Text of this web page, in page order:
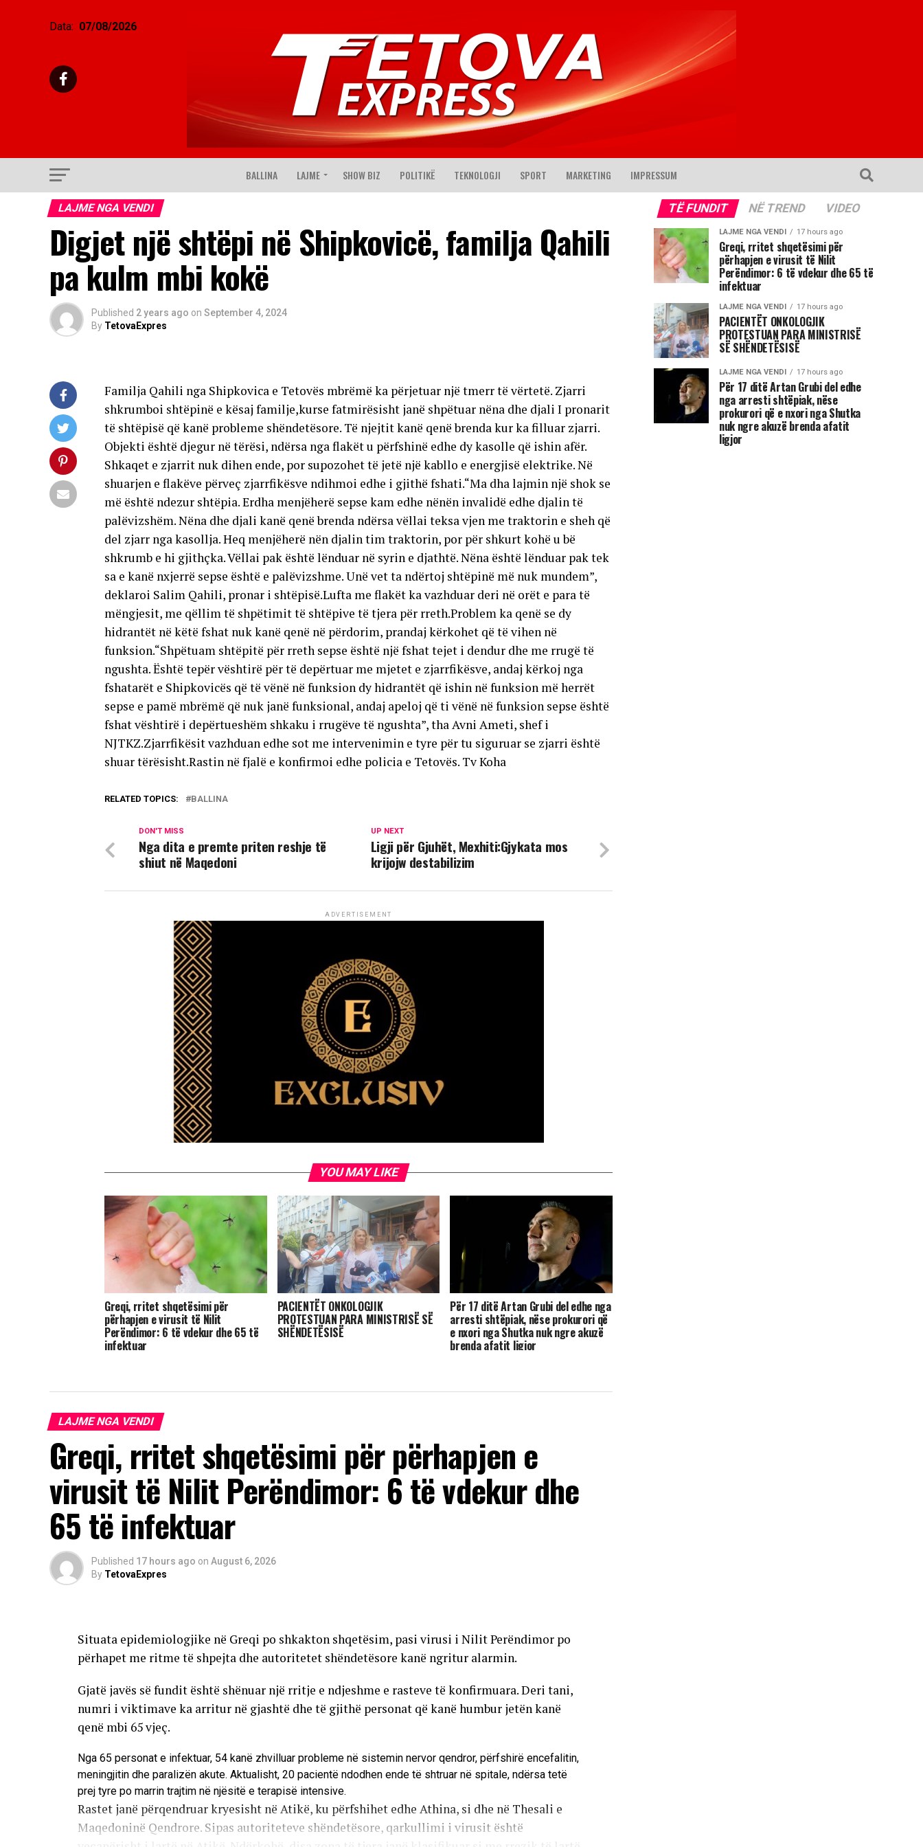
Data: 07/08/2026
BALLINA LAJME SHOW BIZ POLITIKË TEKNOLOGJI SPORT MARKETING IMPRESSUM
LAJME NGA VENDI
Digjet një shtëpi në Shipkovicë, familja Qahili
pa kulm mbi kokë
Published 2 years ago on September 4, 2024
By TetovaExpres
Familja Qahili nga Shipkovica e Tetovës mbrëmë ka përjetuar një tmerr të vërtetë. Zjarri
shkrumboi shtëpinë e kësaj familje,kurse fatmirësisht janë shpëtuar nëna dhe djali I pronarit
të shtëpisë që kanë probleme shëndetësore. Të njejtit kanë qenë brenda kur ka filluar zjarri.
Objekti është djegur në tërësi, ndërsa nga flakët u përfshinë edhe dy kasolle që ishin afër.
Shkaqet e zjarrit nuk dihen ende, por supozohet të jetë një kabllo e energjisë elektrike. Në
shuarjen e flakëve përveç zjarrfikësve ndihmoi edhe i gjithë fshati.“Ma dha lajmin një shok se
më është ndezur shtëpia. Erdha menjëherë sepse kam edhe nënën invalidë edhe djalin të
palëvizshëm. Nëna dhe djali kanë qenë brenda ndërsa vëllai teksa vjen me traktorin e sheh që
del zjarr nga kasollja. Heq menjëherë nën djalin tim traktorin, por për shkurt kohë u bë
shkrumb e hi gjithçka. Vëllai pak është lënduar në syrin e djathtë. Nëna është lënduar pak tek
sa e kanë nxjerrë sepse është e palëvizshme. Unë vet ta ndërtoj shtëpinë më nuk mundem”,
deklaroi Salim Qahili, pronar i shtëpisë.Lufta me flakët ka vazhduar deri në orët e para të
mëngjesit, me qëllim të shpëtimit të shtëpive të tjera për rreth.Problem ka qenë se dy
hidrantët në këtë fshat nuk kanë qenë në përdorim, prandaj kërkohet që të vihen në
funksion.“Shpëtuam shtëpitë për rreth sepse është një fshat tejet i dendur dhe me rrugë të
ngushta. Është tepër vështirë për të depërtuar me mjetet e zjarrfikësve, andaj kërkoj nga
fshatarët e Shipkovicës që të vënë në funksion dy hidrantët që ishin në funksion më herrët
sepse e pamë mbrëmë që nuk janë funksional, andaj apeloj që ti vënë në funksion sepse është
fshat vështirë i depërtueshëm shkaku i rrugëve të ngushta”, tha Avni Ameti, shef i
NJTKZ.Zjarrfikësit vazhduan edhe sot me intervenimin e tyre për tu siguruar se zjarri është
shuar tërësisht.Rastin në fjalë e konfirmoi edhe policia e Tetovës. Tv Koha
RELATED TOPICS: BALLINA
UP NEXT
Ligji për Gjuhët, Mexhiti:Gjykata mos
krijojw destabilizim
DON'T MISS
Nga dita e premte priten reshje të
shiut në Maqedoni
ADVERTISEMENT
YOU MAY LIKE
Greqi, rritet shqetësimi për
përhapjen e virusit të Nilit
Perëndimor: 6 të vdekur dhe 65 të
infektuar
PACIENTËT ONKOLOGJIK
PROTESTUAN PARA MINISTRISË SË
SHËNDETËSISË
Për 17 ditë Artan Grubi del edhe nga
arresti shtëpiak, nëse prokurori që
e nxori nga Shutka nuk ngre akuzë
brenda afatit ligjor
LAJME NGA VENDI
Greqi, rritet shqetësimi për përhapjen e
virusit të Nilit Perëndimor: 6 të vdekur dhe
65 të infektuar
Published 17 hours ago on August 6, 2026
By TetovaExpres
Situata epidemiologjike në Greqi po shkakton shqetësim, pasi virusi i Nilit Perëndimor po
përhapet me ritme të shpejta dhe autoritetet shëndetësore kanë ngritur alarmin.
Gjatë javës së fundit është shënuar një rritje e ndjeshme e rasteve të konfirmuara. Deri tani,
numri i viktimave ka arritur në gjashtë dhe të gjithë personat që kanë humbur jetën kanë
qenë mbi 65 vjeç.
Nga 65 personat e infektuar, 54 kanë zhvilluar probleme në sistemin nervor qendror, përfshirë encefalitin,
meningjitin dhe paralizën akute. Aktualisht, 20 pacientë ndodhen ende të shtruar në spitale, ndërsa tetë
prej tyre po marrin trajtim në njësitë e terapisë intensive.
Rastet janë përqendruar kryesisht në Atikë, ku përfshihet edhe Athina, si dhe në Thesali e
Maqedoninë Qendrore. Sipas autoriteteve shëndetësore, qarkullimi i virusit është
TË FUNDIT NË TREND VIDEO
LAJME NGA VENDI 17 hours ago
Greqi, rritet shqetësimi për
përhapjen e virusit të Nilit
Perëndimor: 6 të vdekur dhe 65 të
infektuar
LAJME NGA VENDI 17 hours ago
PACIENTËT ONKOLOGJIK
PROTESTUAN PARA MINISTRISË
SË SHËNDETËSISË
LAJME NGA VENDI 17 hours ago
Për 17 ditë Artan Grubi del edhe
nga arresti shtëpiak, nëse
prokurori që e nxori nga Shutka
nuk ngre akuzë brenda afatit
ligjor